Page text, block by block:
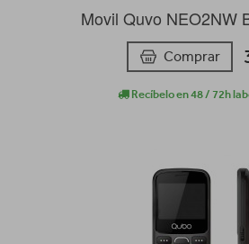
Movil Quvo NEO2NW
Comprar
Recíbelo en 48 / 72h